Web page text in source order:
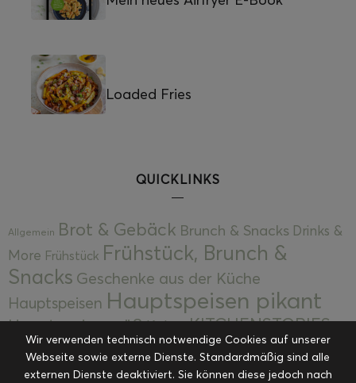
Loaded Fries
QUICKLINKS
Allgemein Brot & Gebäck Brunch & Snacks Drinks &
More Frühstück Frühstück, Brunch &
Snacks Geschenke aus der Küche
Hauptspeisen Hauptspeisen pikant
Hauptspeisen süßKekseKITCHENSTORIES
Kuchen, Torten & Desserts Kuchen und
Desserts Kulinarik Kulinarische Mitbringsel &
Wir verwenden technisch notwendige Cookies auf unserer
Webseite sowie externe Dienste. Standardmäßig sind alle
externen Dienste deaktiviert. Sie können diese jedoch nach